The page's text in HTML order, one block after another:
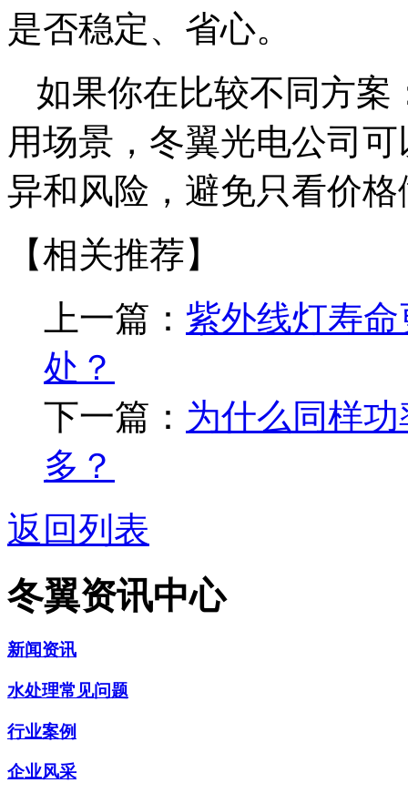
是否稳定、省心。
如果你在比较不同方案
用场景，冬翼光电公司
异和风险，避免只看价
【相关推荐】
上一篇： 紫外线灯寿
处？
下一篇： 为什么同样
多？
返回列表
冬翼资讯中心
新闻资讯
水处理常见问题
行业案例
企业风采